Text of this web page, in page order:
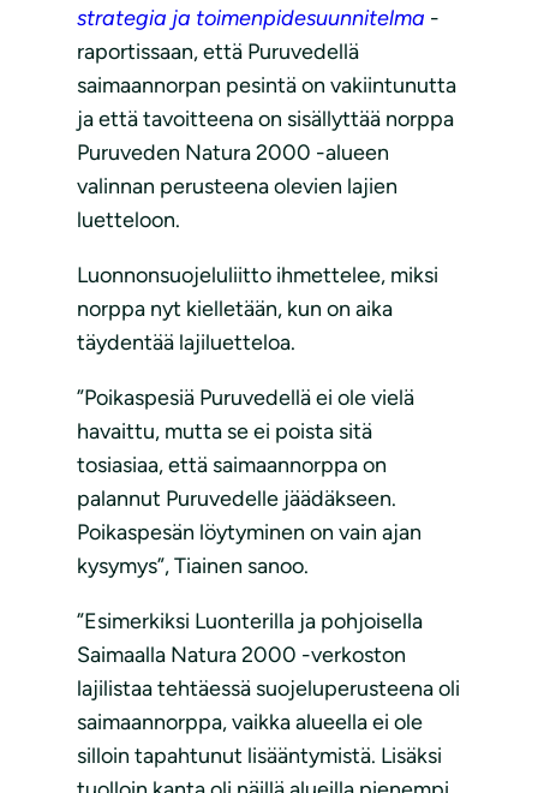
strategia ja toimenpidesuunnitelma -
raportissaan, että Puruvedellä
saimaannorpan pesintä on vakiintunutta
ja että tavoitteena on sisällyttää norppa
Puruveden Natura 2000 -alueen
valinnan perusteena olevien lajien
luetteloon.
Luonnonsuojeluliitto ihmettelee, miksi
norppa nyt kielletään, kun on aika
täydentää lajiluetteloa.
”Poikaspesiä Puruvedellä ei ole vielä
havaittu, mutta se ei poista sitä
tosiasiaa, että saimaannorppa on
palannut Puruvedelle jäädäkseen.
Poikaspesän löytyminen on vain ajan
kysymys”, Tiainen sanoo.
”Esimerkiksi Luonterilla ja pohjoisella
Saimaalla Natura 2000 -verkoston
lajilistaa tehtäessä suojeluperusteena oli
saimaannorppa, vaikka alueella ei ole
silloin tapahtunut lisääntymistä. Lisäksi